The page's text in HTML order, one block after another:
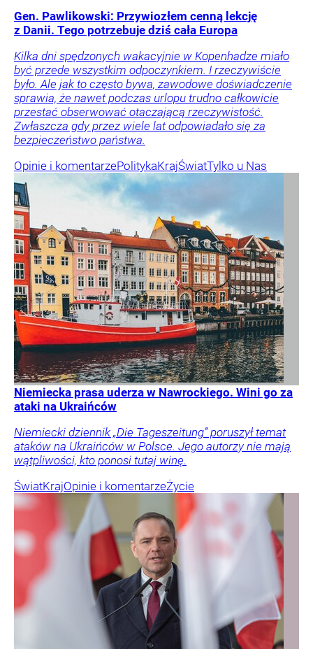
Gen. Pawlikowski: Przywiozłem cenną lekcję
z Danii. Tego potrzebuje dziś cała Europa
Kilka dni spędzonych wakacyjnie w Kopenhadze miało
być przede wszystkim odpoczynkiem. I rzeczywiście
było. Ale jak to często bywa, zawodowe doświadczenie
sprawia, że nawet podczas urlopu trudno całkowicie
przestać obserwować otaczającą rzeczywistość.
Zwłaszcza gdy przez wiele lat odpowiadało się za
bezpieczeństwo państwa.
Opinie i komentarzePolitykaKrajŚwiatTylko u Nas
Niemiecka prasa uderza w Nawrockiego. Wini go za
ataki na Ukraińców
Niemiecki dziennik „Die Tageszeitung” poruszył temat
ataków na Ukraińców w Polsce. Jego autorzy nie mają
wątpliwości, kto ponosi tutaj winę.
ŚwiatKrajOpinie i komentarzeŻycie